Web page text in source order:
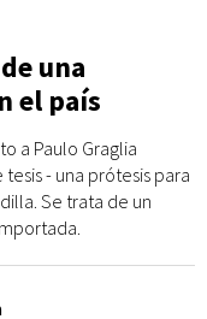
una
el país
a Paulo Graglia
- una prótesis para
Se trata de un